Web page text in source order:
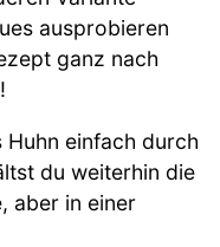
ausprobieren
ganz nach
Huhn einfach durch
du weiterhin die
aber in einer